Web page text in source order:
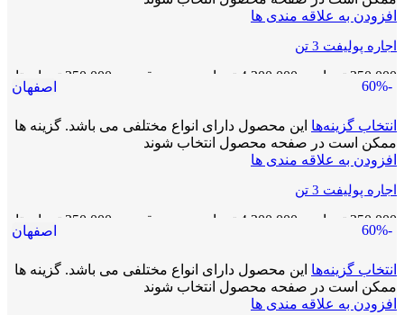
افزودن به علاقه مندی ها
اجاره پولیفت 3 تن
350,000 تومان 4,200,000 تومان
محدوده قیمت: 350,000 تومان تا
4,200,000 تومان
-60% اصفهان
انتخاب گزینه‌ها این محصول دارای انواع مختلفی می باشد. گزینه ها
ممکن است در صفحه محصول انتخاب شوند
افزودن به علاقه مندی ها
اجاره پولیفت 3 تن
350,000 تومان 4,200,000 تومان
محدوده قیمت: 350,000 تومان تا
4,200,000 تومان
-60% اصفهان
انتخاب گزینه‌ها این محصول دارای انواع مختلفی می باشد. گزینه ها
ممکن است در صفحه محصول انتخاب شوند
افزودن به علاقه مندی ها